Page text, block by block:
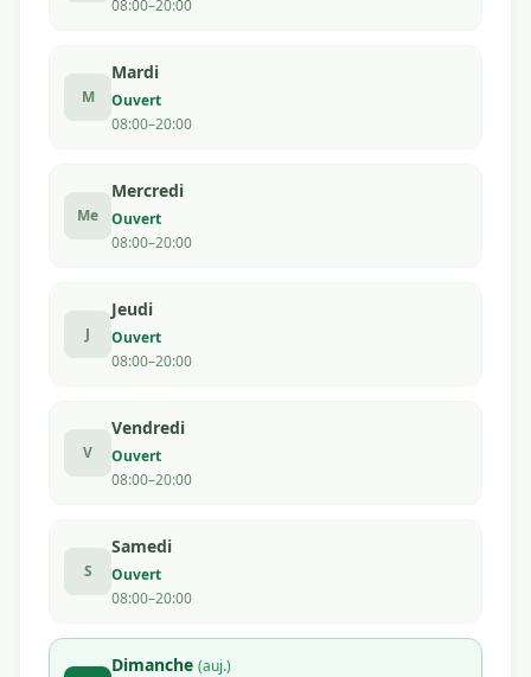
08:00–20:00
M
Mardi
Ouvert
08:00–20:00
Me
Mercredi
Ouvert
08:00–20:00
J
Jeudi
Ouvert
08:00–20:00
V
Vendredi
Ouvert
08:00–20:00
S
Samedi
Ouvert
08:00–20:00
Dimanche (auj.)